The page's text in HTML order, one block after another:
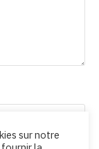
sur notre